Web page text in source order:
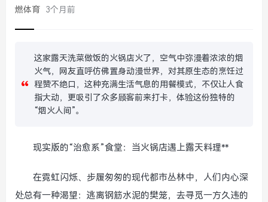
燃体育 3个月前
这家露天洗菜做饭的火锅店火了，空气中弥漫着浓浓的烟
火气，网友直呼仿佛置身动漫世界，对其原生态的烹饪过
程赞不绝口，这种充满生活气息的用餐模式，不仅让人食
指大动，更吸引了众多顾客前来打卡，体验这份独特的
“烟火人间”。
现实版的“治愈系”食堂：当火锅店遇上露天料理**
在霓虹闪烁、步履匆匆的现代都市丛林中，人们内心深
处总有一种渴望：逃离钢筋水泥的樊笼，去寻觅一方久违的